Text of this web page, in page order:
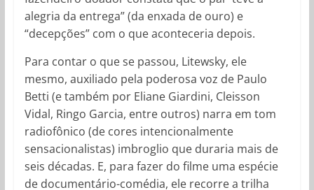
alegria da entrega” (da enxada de ouro) e
“decepções” com o que aconteceria depois.
Para contar o que se passou, Litewsky, ele
mesmo, auxiliado pela poderosa voz de Paulo
Betti (e também por Eliane Giardini, Cleisson
Vidal, Ringo Garcia, entre outros) narra em tom
radiofônico (de cores intencionalmente
sensacionalistas) imbroglio que duraria mais de
seis décadas. E, para fazer do filme uma espécie
de documentário-comédia, ele recorre a trilha